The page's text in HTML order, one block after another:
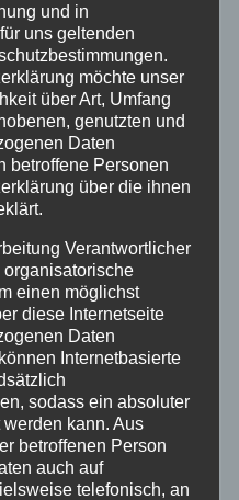
und in
uns geltenden
möchte unser
über Art, Umfang
genutzten und
Daten
betroffene Personen
über die ihnen
Verantwortlicher
einen möglichst
diese Internetseite
Daten
Internetbasierte
sodass ein absoluter
kann. Aus
betroffenen Person
auch auf
telefonisch, an